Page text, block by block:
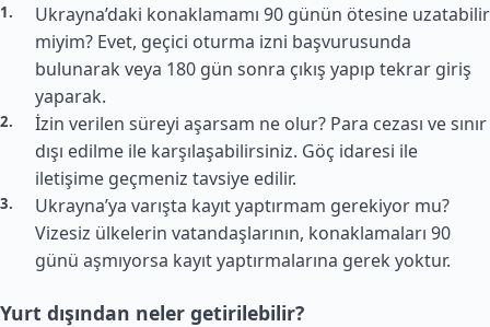
Ukrayna’daki konaklamamı 90 günün ötesine uzatabilir
miyim? Evet, geçici oturma izni başvurusunda
bulunarak veya 180 gün sonra çıkış yapıp tekrar giriş
yaparak.
İzin verilen süreyi aşarsam ne olur? Para cezası ve sınır
dışı edilme ile karşılaşabilirsiniz. Göç idaresi ile
iletişime geçmeniz tavsiye edilir.
Ukrayna’ya varışta kayıt yaptırmam gerekiyor mu?
Vizesiz ülkelerin vatandaşlarının, konaklamaları 90
günü aşmıyorsa kayıt yaptırmalarına gerek yoktur.
Yurt dışından neler getirilebilir?